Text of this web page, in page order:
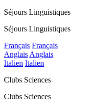
Séjours Linguistiques
Séjours Linguistiques
Français Français
Anglais Anglais
Italien Italien
Clubs Sciences
Clubs Sciences